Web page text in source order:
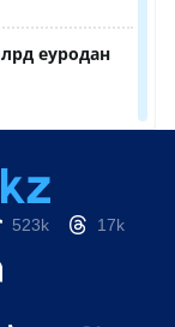
523k 17k